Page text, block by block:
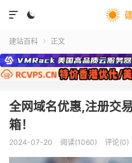


建站百科  正文
全网域名优惠,注册交
箱！
2024-07-20 阅读(1060) 评论(0)